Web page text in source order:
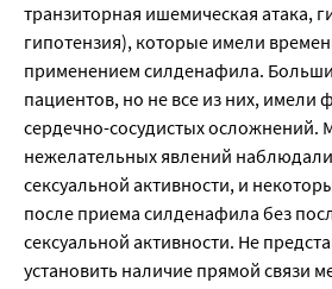
транзиторная ишемическая атака,
гипотензия), которые имели
применением силденафила.
пациентов, но не все из них, имели
сердечно-сосудистых осложнений.
нежелательных явлений
сексуальной активности, и
после приема силденафила без
сексуальной активности. Не
установить наличие прямой связи